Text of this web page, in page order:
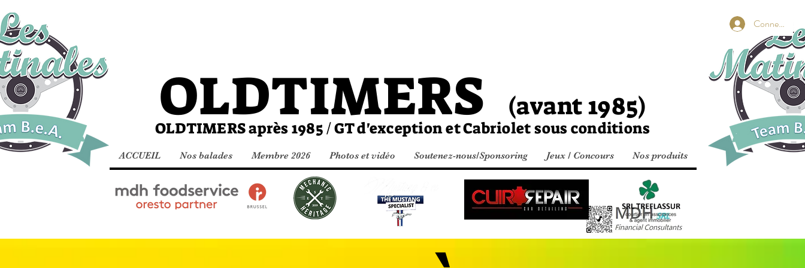
Connexion
OLDTIMERS (avant 1985)
OLDTIMERS après 1985 / GT d'exception et Cabriolet sous conditions
ACCUEIL Nos balades Membre 2026 Photos et vidéo Soutenez-nous/Sponsoring Jeux / Concours Nos produits